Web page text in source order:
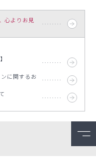
心よりお見
に関するお